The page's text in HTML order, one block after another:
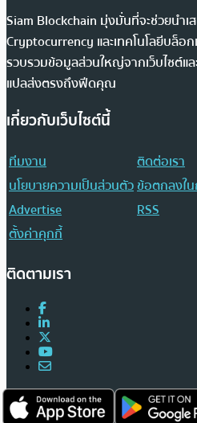
Siam Blockchain มุ่งมั่นที่จะช่วยนำเ
Cryptocurrency และเทคโนโลยีบล็อ
รวบรวมข้อมูลส่วนใหญ่จากเว็บไซต์แล
แปลส่งตรงถึงฟีดคุณ
เกี่ยวกับเว็บไซต์นี้
ทีมงาน
ติดต่อเรา
นโยบายความเป็นส่วนตัวข้อตกลงใ
Advertise
RSS
ตั้งค่าคุกกี้
ติดตามเรา